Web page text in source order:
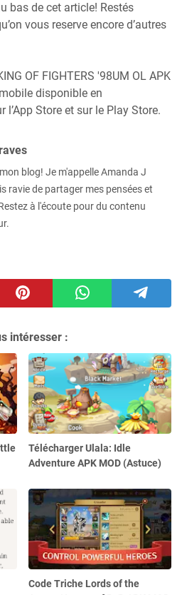
bas de cet article! Restés
vous reserve encore d’autres
OF FIGHTERS '98UM OL APK
disponible en
Store et sur le Play Store.
blog! Je m'appelle Amanda J
ravie de partager mes pensées et
à l'écoute pour du contenu
intéresser :
Télécharger Ulala: Idle
Adventure APK MOD (Astuce)
Code Triche Lords of the